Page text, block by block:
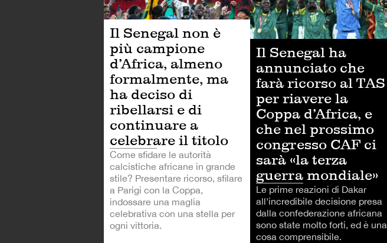
Il Senegal non è
più campione
d’Africa, almeno
formalmente, ma
ha deciso di
ribellarsi e di
continuare a
celebrare il titolo
Come sfidare le autorità
calcistiche africane in grande
stile? Presentare ricorso, sfilare
a Parigi con la Coppa,
indossare una maglia
celebrativa con una stella per
ogni vittoria.
Il Senegal ha
annunciato che
farà ricorso al TAS
per riavere la
Coppa d’Africa, e
che nel prossimo
congresso CAF ci
sarà «la terza
guerra mondiale»
Le prime reazioni di Dakar
all'incredibile decisione presa
dalla confederazione africana
sono state molto forti, ed è una
cosa comprensibile.